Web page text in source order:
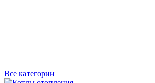
Все категории